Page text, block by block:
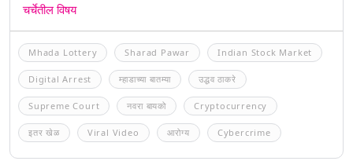
चर्चेतील विषय
Mhada Lottery Sharad Pawar Indian Stock Market
Digital Arrest म्हाडाच्या बातम्या उद्धव ठाकरे
Supreme Court नवरा बायको Cryptocurrency
इतर खेळ Viral Video आरोग्य Cybercrime